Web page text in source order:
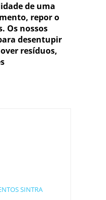
de uma
repor o
Os nossos
desentupir
resíduos,
SINTRA